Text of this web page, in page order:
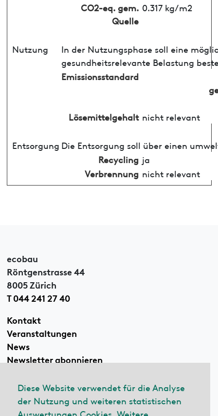
Diese Website verwendet für die Analyse
der Nutzung und weiteren statistischen
Auswertungen Cookies. Weitere
CO2-eq. gem.
Quelle
0.317 kg/m2
Nutzung
In der Nutzungsphase soll eine
gesundheitsrelevante Belastung
Emissionsstandard
Lösemittelgehalt nicht relevant
Entsorgung Die Entsorgung soll über einen
Recycling ja
Verbrennung nicht relevant
ecobau
Röntgenstrasse 44
8005 Zürich
T 044 241 27 40
Kontakt
Veranstaltungen
News
Newsletter abonnieren
Linkedin